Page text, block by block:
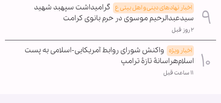
اخبار نهادهای دینی و اهل بیتی ع گرامیداشت سپهبد شهید
سیدعبدالرحیم موسوی در حرم بانوی کرامت
۲ روز قبل
اخبار ویژه واکنش شورای روابط آمریکایی-اسلامی به پست
اسلام‌هراسانۀ تازۀ ترامپ
۱۱ ساعت قبل